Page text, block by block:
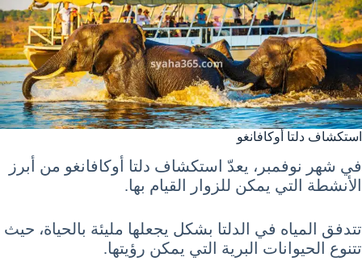
استكشاف دلتا أوكافانغو
في شهر نوفمبر، يعدّ استكشاف دلتا أوكافانغو من أبرز
الأنشطة التي يمكن للزوار القيام بها.
تتدفق المياه في الدلتا بشكل يجعلها مليئة بالحياة، حيث
تتنوع الحيوانات البرية التي يمكن رؤيتها.